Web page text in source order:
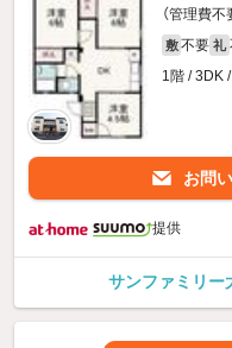
（管理費不
敷 不要 礼
1階 / 3DK
お問
提供
サンファミリー